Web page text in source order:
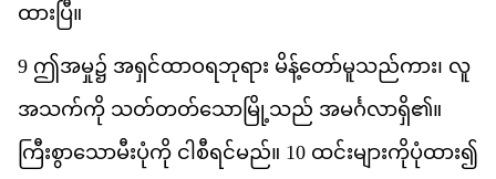
ထ ပြီ။
9 ဤအမှု၌ အရငထဝရဘရ မနတမသညကား၊ လ
အသကက သတတတသ မ သည အမငလရှိ၏။
ကစသမပက င စရငမည်။ 10 ထငမကပထား၍